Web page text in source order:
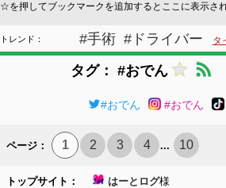
☆を押してブックマークを追加するとここに表示さ
#手術 #ドライバー タ
トレンド：
タグ： #おでん
#おでん #おでん
ページ： 1 2 3 4 ... 10
トップサイト： はーとログ様